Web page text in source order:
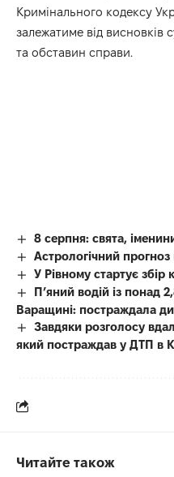
Кримінального кодексу
залежатиме від висновків
та обставин справи.
8 серпня: свята,
Астрологічний
У Рівному стартує збір
П’яний водій із понад
Варащині: постраждала
Завдяки розголосу
який постраждав у ДТП в
Читайте також